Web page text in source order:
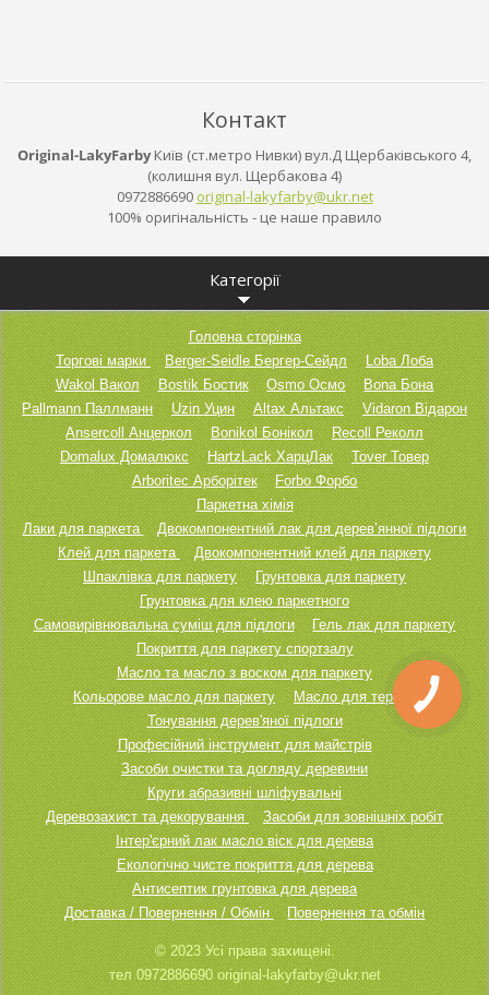
Контакт
Original-LakyFarby Київ (ст.метро Нивки) вул.Д Щербаківського 4,
(колишня вул. Щербакова 4)
0972886690 original-lakyfarby@ukr.net
100% оригінальність - це наше правило
Категорії
Головна сторінка
Торгові марки
Berger-Seidle Бергер-Сейдл
Loba Лоба
Wakol Вакол
Bostik Бостик Osmo Осмо
Bona Бона
Pallmann Паллманн
Uzin Уцин Altax Альтакс
Vidaron Відарон
Ansercoll Анцеркол
Bonikol Бонікол
Recoll Реколл
Domalux Домалюкс
HartzLack ХарцЛак
Tover Товер
Arboritec Арборітек
Forbo Форбо
Паркетна хімія
Лаки для паркета
Двокомпонентний лак для дерев’янної підлоги
Клей для паркета
Двокомпонентний клей для паркету
Шпаклівка для паркету
Грунтовка для паркету
Грунтовка для клею паркетного
Самовирівнювальна суміш для підлоги
Гель лак для паркету
Покриття для паркету спортзалу
Масло та масло з воском для паркету
Кольорове масло для паркету
Масло для тераси
Тонування дерев'яної підлоги
Професійний інструмент для майстрів
Засоби очистки та догляду деревини
Круги абразивні шліфувальні
Деревозахист та декорування
Засоби для зовнішніх робіт
Інтер'єрний лак масло віск для дерева
Екологічно чисте покриття для дерева
Антисептик грунтовка для дерева
Доставка / Повернення / Обмін
Повернення та обмін
© 2023 Усі права захищені.
тел 0972886690 original-lakyfarby@ukr.net